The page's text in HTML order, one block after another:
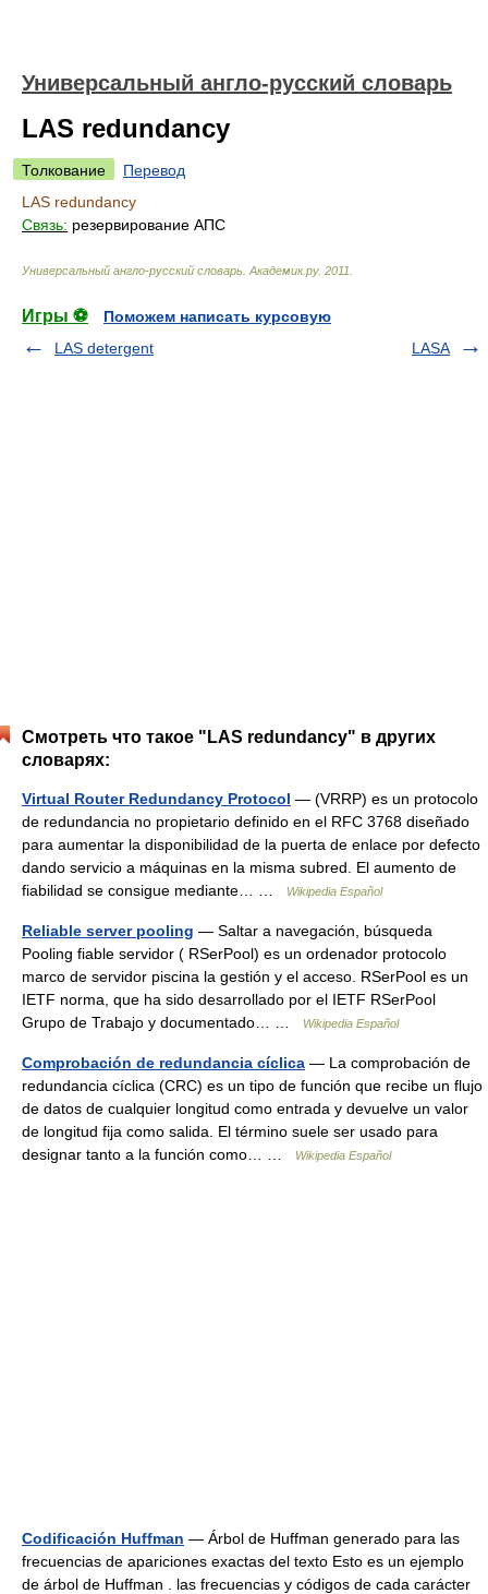
Универсальный англо-русский словарь
LAS redundancy
Толкование
Перевод
LAS redundancy
Связь: резервирование АПС
Универсальный англо-русский словарь Академик.ру. 2011
Игры ⚽
Поможем написать курсовую
LAS detergent
LASA
Смотреть что такое "LAS redundancy" в других
словарях:
Virtual Router Redundancy Protocol — (VRRP) es un protocolo
de redundancia no propietario definido en el RFC 3768 diseñado
para aumentar la disponibilidad de la puerta de enlace por defecto
dando servicio a máquinas en la misma subred. El aumento de
fiabilidad se consigue mediante… …
Wikipedia Español
Reliable server pooling — Saltar a navegación, búsqueda
Pooling fiable servidor ( RSerPool) es un ordenador protocolo
marco de servidor piscina la gestión y el acceso. RSerPool es un
IETF norma, que ha sido desarrollado por el IETF RSerPool
Grupo de Trabajo y documentado… …
Wikipedia Español
Comprobación de redundancia cíclica — La comprobación de
redundancia cíclica (CRC) es un tipo de función que recibe un flujo
de datos de cualquier longitud como entrada y devuelve un valor
de longitud fija como salida. El término suele ser usado para
designar tanto a la función como… …
Wikipedia Español
Codificación Huffman — Árbol de Huffman generado para las
frecuencias de apariciones exactas del texto Esto es un ejemplo
de árbol de Huffman . las frecuencias y códigos de cada carácter